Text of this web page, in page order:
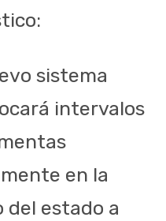
sistema
intervalos
en la
del estado a